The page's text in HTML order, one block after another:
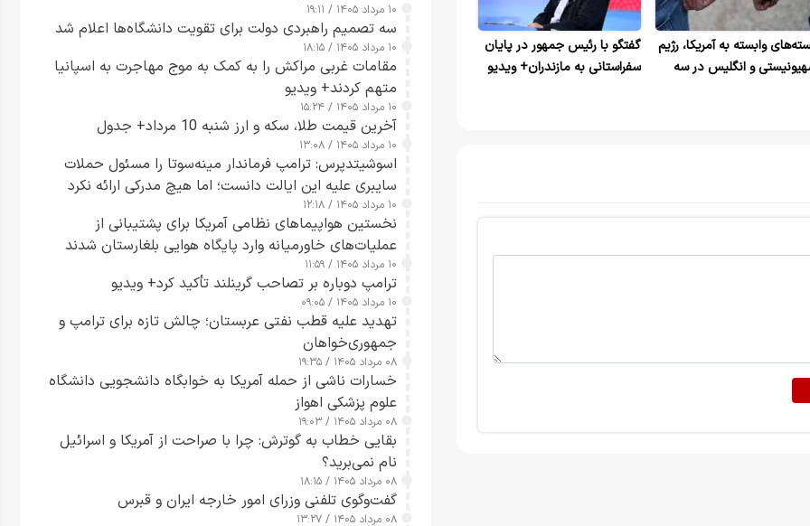
وابسته به آمریکا، رژیم
و انگلیس در سه
گفتگو با رئیس جمهور در پایان
سفراستانی به مازندران+ ویدیو
۱۰ مرداد ۱۴۰۵ / ۱۹:۱۱
سه تصمیم راهبردی دولت برای تقویت دانشگاه‌ها اعلام شد
۱۰ مرداد ۱۴۰۵ / ۱۸:۱۵
مقامات غربی مراکش را به کمک به موج مهاجرت به اسپانیا
متهم کردند+ ویدیو
۱۰ مرداد ۱۴۰۵ / ۱۵:۲۴
آخرین قیمت طلا، سکه و ارز شنبه 10 مرداد+ جدول
۱۰ مرداد ۱۴۰۵ / ۱۳:۰۸
اسوشیتدپرس: ترامپ فرماندار مینه‌سوتا را مسئول حملات
سایبری علیه این ایالت دانست؛ اما هیچ مدرکی ارائه نکرد
۱۰ مرداد ۱۴۰۵ / ۱۲:۱۸
نخستین هواپیماهای نظامی آمریکا برای پشتیبانی از
عملیات‌های خاورمیانه وارد پایگاه هوایی بلغارستان شدند
۱۰ مرداد ۱۴۰۵ / ۱۱:۵۹
ترامپ دوباره بر تصاحب گرینلند تأکید کرد+ ویدیو
۱۰ مرداد ۱۴۰۵ / ۰۹:۰۵
تهدید علیه قطب نفتی عربستان؛ چالش تازه برای ترامپ و
جمهوری‌خواهان
۰۸ مرداد ۱۴۰۵ / ۱۹:۳۵
خسارات ناشی از حمله آمریکا به خوابگاه دانشجویی دانشگاه
علوم پزشکی اهواز
۰۸ مرداد ۱۴۰۵ / ۱۹:۰۳
بقایی خطاب به گوترش: چرا با صراحت از آمریکا و اسرائیل
نام نمی‌برید؟
۰۸ مرداد ۱۴۰۵ / ۱۸:۱۵
گفت‌وگوی تلفنی وزرای امور خارجه ایران و قبرس
۰۸ مرداد ۱۴۰۵ / ۱۳:۲۷